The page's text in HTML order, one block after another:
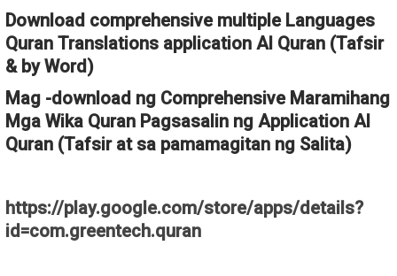
Download comprehensive multiple Languages
Quran Translations application Al Quran (Tafsir
& by Word)
Mag -download ng Comprehensive Maramihang
Mga Wika Quran Pagsasalin ng Application Al
Quran (Tafsir at sa pamamagitan ng Salita)
https://play.google.com/store/apps/details?
id=com.greentech.quran